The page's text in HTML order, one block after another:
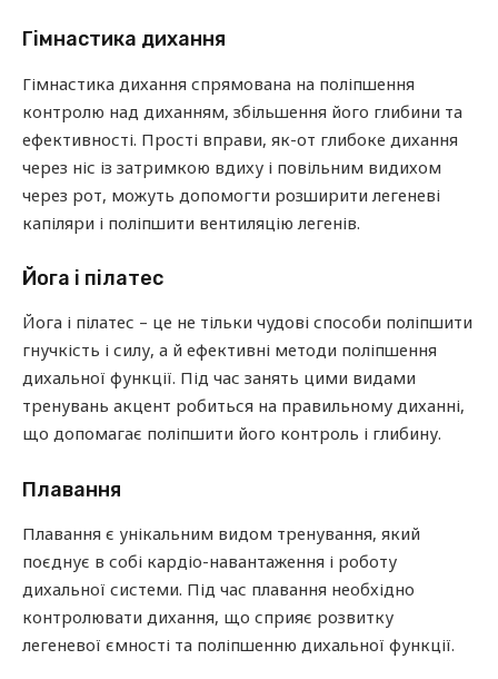
Гімнастика дихання
Гімнастика дихання спрямована на поліпшення
контролю над диханням, збільшення його глибини та
ефективності. Прості вправи, як-от глибоке дихання
через ніс із затримкою вдиху і повільним видихом
через рот, можуть допомогти розширити легеневі
капіляри і поліпшити вентиляцію легенів.
Йога і пілатес
Йога і пілатес – це не тільки чудові способи поліпшити
гнучкість і силу, а й ефективні методи поліпшення
дихальної функції. Під час занять цими видами
тренувань акцент робиться на правильному диханні,
що допомагає поліпшити його контроль і глибину.
Плавання
Плавання є унікальним видом тренування, який
поєднує в собі кардіо-навантаження і роботу
дихальної системи. Під час плавання необхідно
контролювати дихання, що сприяє розвитку
легеневої ємності та поліпшенню дихальної функції.